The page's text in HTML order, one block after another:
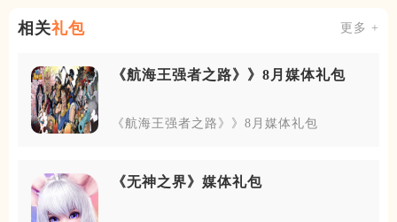
相关礼包 更多 +
《航海王强者之路》》8月媒体礼包
《航海王强者之路》》8月媒体礼包
《无神之界》媒体礼包